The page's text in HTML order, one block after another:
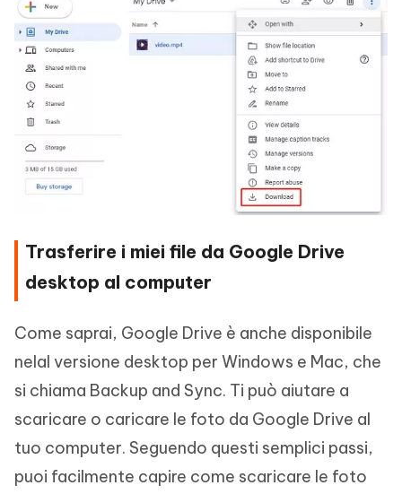
Trasferire i miei file da Google Drive
desktop al computer
Come saprai, Google Drive è anche disponibile
nelal versione desktop per Windows e Mac, che
si chiama Backup and Sync. Ti può aiutare a
scaricare o caricare le foto da Google Drive al
tuo computer. Seguendo questi semplici passi,
puoi facilmente capire come scaricare le foto